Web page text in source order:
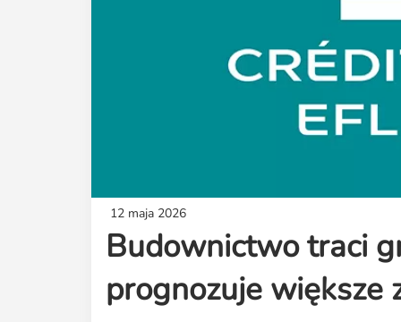
12 maja 2026
Budownictwo traci
prognozuje większe